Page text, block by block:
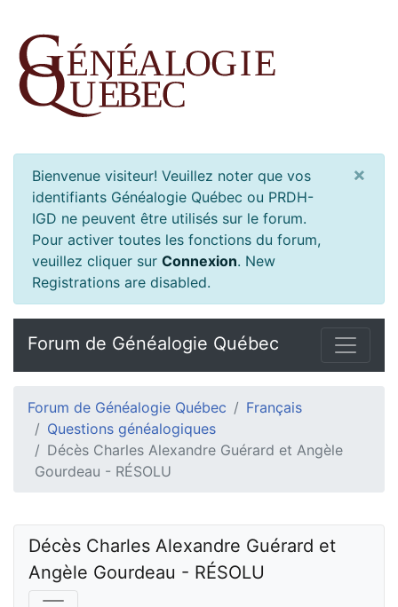
Bienvenue visiteur! Veuillez noter que vos
identifiants Généalogie Québec ou PRDH-
IGD ne peuvent être utilisés sur le forum.
Pour activer toutes les fonctions du forum,
veuillez cliquer sur Connexion. New
Registrations are disabled.
×
Forum de Généalogie Québec
Forum de Généalogie Québec
Français
Questions généalogiques
Décès Charles Alexandre Guérard et Angèle
Gourdeau - RÉSOLU
Décès Charles Alexandre Guérard et
Angèle Gourdeau - RÉSOLU